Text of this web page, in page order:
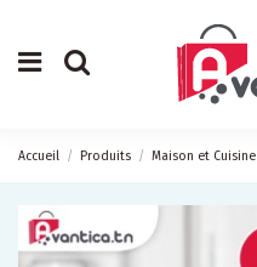
Accueil Produits Maison et Cuisine